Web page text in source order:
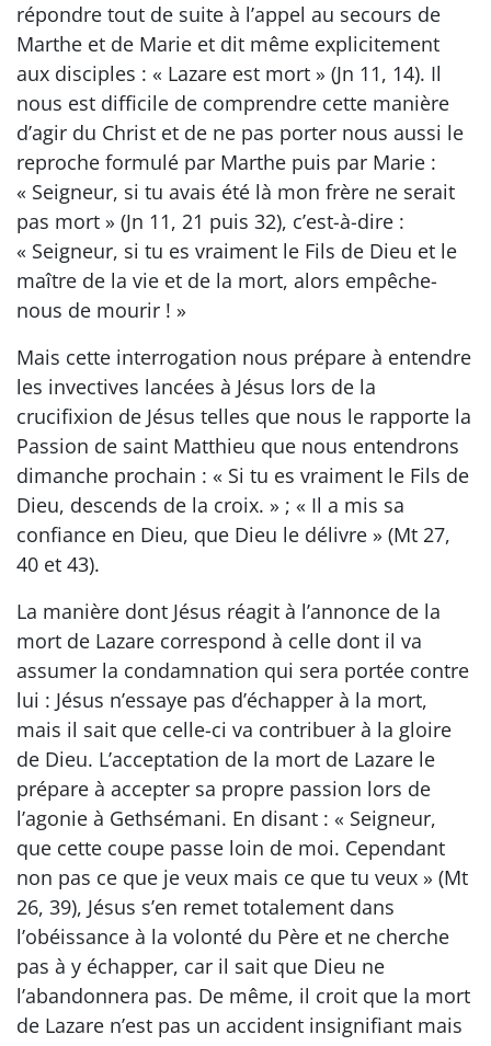
répondre tout de suite à l’appel au secours de
Marthe et de Marie et dit même explicitement
aux disciples : « Lazare est mort » (Jn 11, 14). Il
nous est difficile de comprendre cette manière
d’agir du Christ et de ne pas porter nous aussi le
reproche formulé par Marthe puis par Marie :
« Seigneur, si tu avais été là mon frère ne serait
pas mort » (Jn 11, 21 puis 32), c’est-à-dire :
« Seigneur, si tu es vraiment le Fils de Dieu et le
maître de la vie et de la mort, alors empêche-
nous de mourir ! »
Mais cette interrogation nous prépare à entendre
les invectives lancées à Jésus lors de la
crucifixion de Jésus telles que nous le rapporte la
Passion de saint Matthieu que nous entendrons
dimanche prochain : « Si tu es vraiment le Fils de
Dieu, descends de la croix. » ; « Il a mis sa
confiance en Dieu, que Dieu le délivre » (Mt 27,
40 et 43).
La manière dont Jésus réagit à l’annonce de la
mort de Lazare correspond à celle dont il va
assumer la condamnation qui sera portée contre
lui : Jésus n’essaye pas d’échapper à la mort,
mais il sait que celle-ci va contribuer à la gloire
de Dieu. L’acceptation de la mort de Lazare le
prépare à accepter sa propre passion lors de
l’agonie à Gethsémani. En disant : « Seigneur,
que cette coupe passe loin de moi. Cependant
non pas ce que je veux mais ce que tu veux » (Mt
26, 39), Jésus s’en remet totalement dans
l’obéissance à la volonté du Père et ne cherche
pas à y échapper, car il sait que Dieu ne
l’abandonnera pas. De même, il croit que la mort
de Lazare n’est pas un accident insignifiant mais